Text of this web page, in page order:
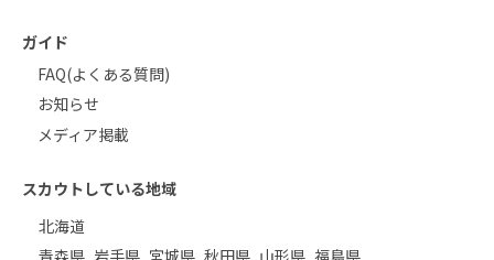
ガイド
FAQ(よくある質問)
お知らせ
メディア掲載
スカウトしている地域
北海道
青森県 岩手県 宮城県 秋田県 山形県 福島県